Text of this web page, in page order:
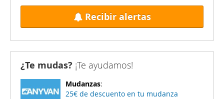
Recibir alertas
¿Te mudas? ¡Te ayudamos!
Mudanzas:
25€ de descuento en tu mudanza